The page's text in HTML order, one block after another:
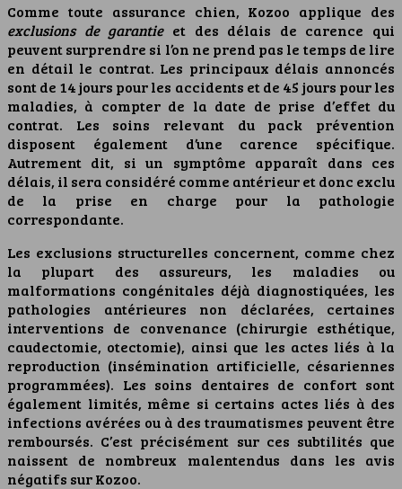
Comme toute assurance chien, Kozoo applique des
exclusions de garantieet des délais de carence qui
peuvent surprendre si l’on ne prend pas le temps de lire
en détail le contrat. Les principaux délais annoncés
sont de 14 jours pour les accidents et de 45 jours pour les
maladies, à compter de la date de prise d’effet du
contrat. Les soins relevant du pack prévention
disposent également d’une carence spécifique.
Autrement dit, si un symptôme apparaît dans ces
délais, il sera considéré comme antérieur et donc exclu
de la prise en charge pour la pathologie
correspondante.
Les exclusions structurelles concernent, comme chez
la plupart des assureurs, les maladies ou
malformations congénitales déjà diagnostiquées, les
pathologies antérieures non déclarées, certaines
interventions de convenance (chirurgie esthétique,
caudectomie, otectomie), ainsi que les actes liés à la
reproduction (insémination artificielle, césariennes
programmées). Les soins dentaires de confort sont
également limités, même si certains actes liés à des
infections avérées ou à des traumatismes peuvent être
remboursés. C’est précisément sur ces subtilités que
naissent de nombreux malentendus dans les avis
négatifs sur Kozoo.